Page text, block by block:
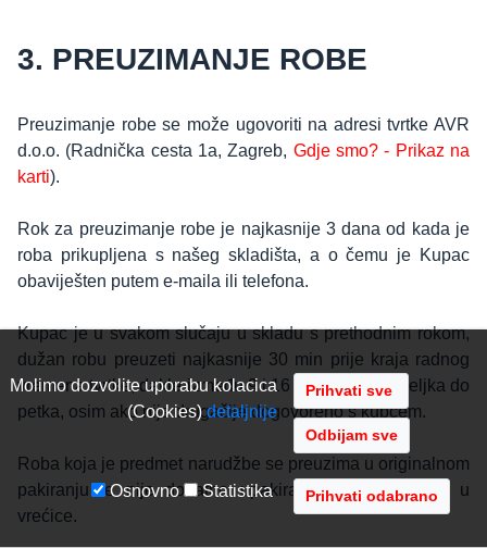
3. PREUZIMANJE ROBE
Preuzimanje robe se može ugovoriti na adresi tvrtke AVR
d.o.o. (Radnička cesta 1a, Zagreb, Gdje smo? - Prikaz na
karti).
Rok za preuzimanje robe je najkasnije 3 dana od kada je
roba prikupljena s našeg skladišta, a o čemu je Kupac
obaviješten putem e-maila ili telefona.
Kupac je u svakom slučaju u skladu s prethodnim rokom,
dužan robu preuzeti najkasnije 30 min prije kraja radnog
vremena tvrtke, dakle između 9 i 16 sati, od ponedjeljka do
petka, osim ako nije drugačije dogovoreno s kupcem.
Roba koja je predmet narudžbe se preuzima u originalnom
pakiranju te nije dodatno upakirana niti spremljena u
vrećice.
Molimo dozvolite uporabu kolacica
(Cookies)detaljnije
Odbijam sve
Osnovno Statistika